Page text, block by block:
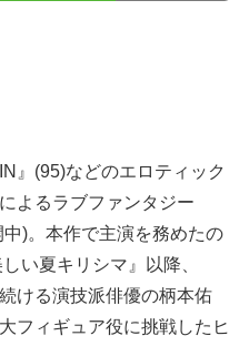
』(95)などのエロティック
よるラブファンタジー
中)。本作で主演を務めたの
い夏キリシマ』以降、
ける演技派俳優の柄本佑
フィギュア役に挑戦したヒ